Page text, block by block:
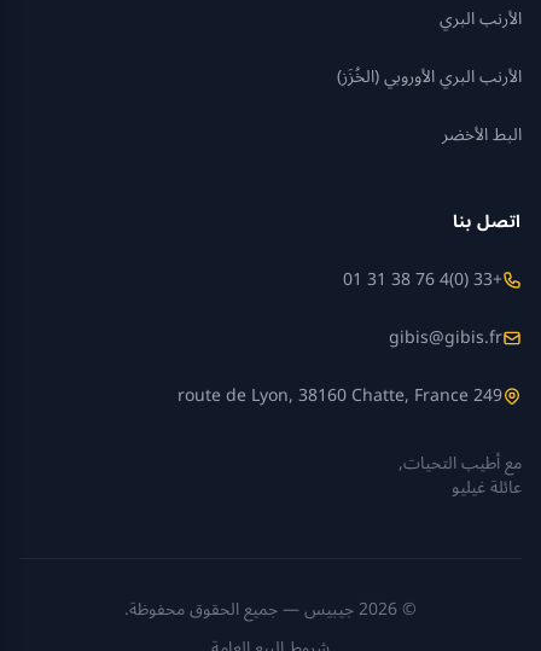
الأرنب البري
الأرنب البري الأوروبي (الخُزَز)
البط الأخضر
اتصل بنا
+33 (0)4 76 38 31 01
gibis@gibis.fr
249 route de Lyon, 38160 Chatte, France
مع أطيب التحيات,
عائلة غيليو
© 2026 جيبيس — جميع الحقوق محفوظة.